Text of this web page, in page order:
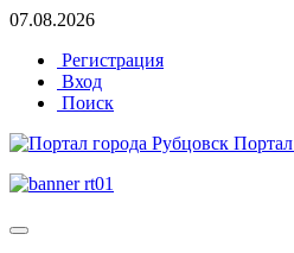
07.08.2026
Регистрация
Вход
Поиск